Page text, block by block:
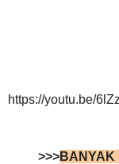
https://youtu.be/
>>>BANYAK